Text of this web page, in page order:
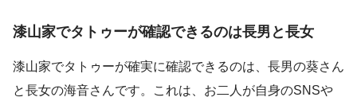
漆山家でタトゥーが確認できるのは長男と長女
漆山家でタトゥーが確実に確認できるのは、長男の葵さん
と長女の海音さんです。これは、お二人が自身のSNSや